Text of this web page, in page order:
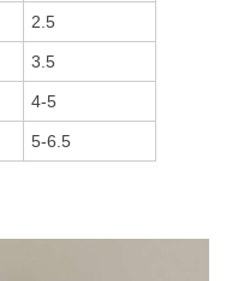
2.5
3.5
4-5
5-6.5